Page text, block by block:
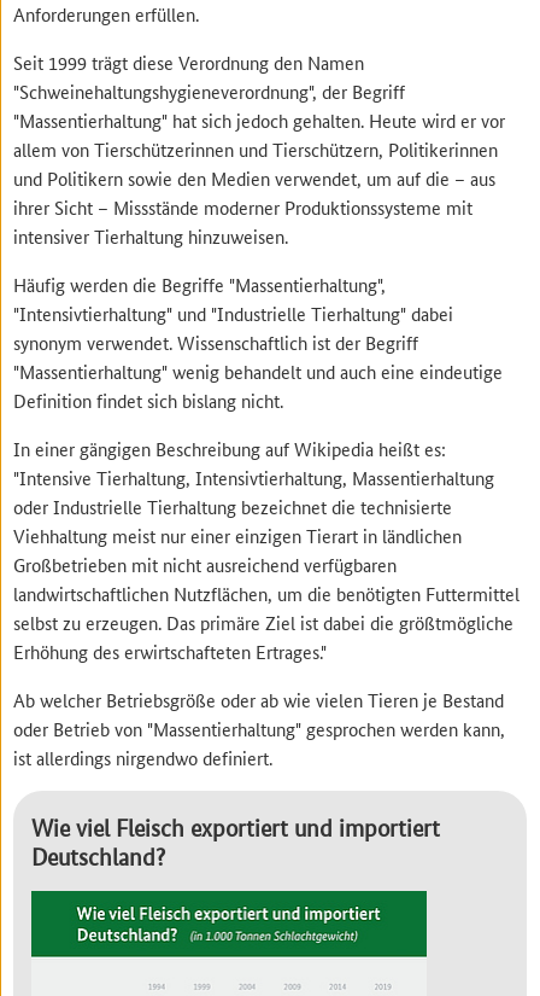
Anforderungen erfüllen.
Seit 1999 trägt diese Verordnung den Namen
"Schweinehaltungshygieneverordnung", der Begriff
"Massentierhaltung" hat sich jedoch gehalten. Heute wird er vor
allem von Tierschützerinnen und Tierschützern, Politikerinnen
und Politikern sowie den Medien verwendet, um auf die – aus
ihrer Sicht – Missstände moderner Produktionssysteme mit
intensiver Tierhaltung hinzuweisen.
Häufig werden die Begriffe "Massentierhaltung",
"Intensivtierhaltung" und "Industrielle Tierhaltung" dabei
synonym verwendet. Wissenschaftlich ist der Begriff
"Massentierhaltung" wenig behandelt und auch eine eindeutige
Definition findet sich bislang nicht.
In einer gängigen Beschreibung auf Wikipedia heißt es:
"Intensive Tierhaltung, Intensivtierhaltung, Massentierhaltung
oder Industrielle Tierhaltung bezeichnet die technisierte
Viehhaltung meist nur einer einzigen Tierart in ländlichen
Großbetrieben mit nicht ausreichend verfügbaren
landwirtschaftlichen Nutzflächen, um die benötigten Futtermittel
selbst zu erzeugen. Das primäre Ziel ist dabei die größtmögliche
Erhöhung des erwirtschafteten Ertrages."
Ab welcher Betriebsgröße oder ab wie vielen Tieren je Bestand
oder Betrieb von "Massentierhaltung" gesprochen werden kann,
ist allerdings nirgendwo definiert.
Wie viel Fleisch exportiert und importiert
Deutschland?